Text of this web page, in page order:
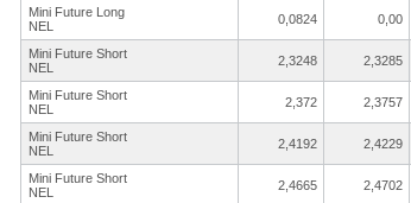
Mini Future Long
NEL
0,0824 0,00
Mini Future Short
NEL
2,3248 2,3285
Mini Future Short
NEL
2,372 2,3757
Mini Future Short
NEL
2,4192 2,4229
Mini Future Short
NEL
2,4665 2,4702